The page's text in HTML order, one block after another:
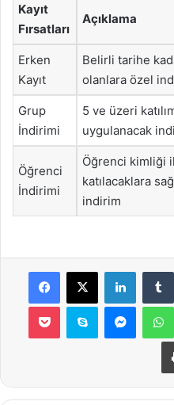
Kayıt
Fırsatları
Açıklama
Erken
Kayıt
Belirli tarihe
olanlara özel
Grup
İndirimi
5 ve üzeri
uygulanacak
Öğrenci
İndirimi
Öğrenci kimliği
katılacaklara
indirim
Facebook
X LinkedIn
Pocket Skype